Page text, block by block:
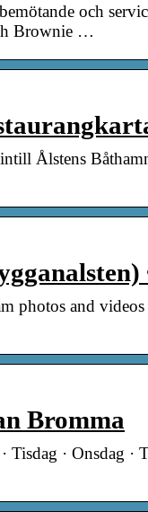
och
Brownie …
Ålstens
photos and
Bromma
· Onsdag ·